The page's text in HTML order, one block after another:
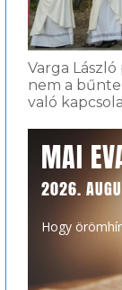
Varga
nem a
való
MAI
2026.
Hogy